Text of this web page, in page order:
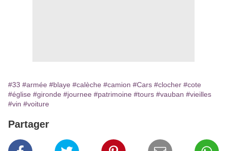
#33 #armée #blaye #calèche #camion #Cars #clocher #cote
#église #gironde #journee #patrimoine #tours #vauban #vieilles
#vin #voiture
Partager